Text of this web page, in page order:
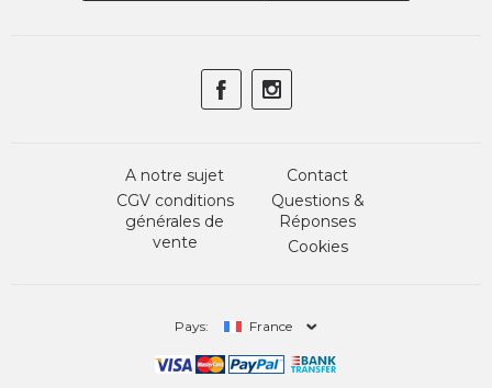
A notre sujet
CGV conditions
générales de
vente
Contact
Questions &
Réponses
Cookies
Pays: France